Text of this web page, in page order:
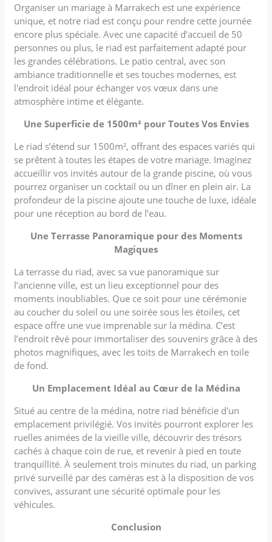
Organiser un mariage à Marrakech est une expérience
unique, et notre riad est conçu pour rendre cette journée
encore plus spéciale. Avec une capacité d’accueil de 50
personnes ou plus, le riad est parfaitement adapté pour
les grandes célébrations. Le patio central, avec son
ambiance traditionnelle et ses touches modernes, est
l'endroit idéal pour échanger vos vœux dans une
atmosphère intime et élégante.
Une Superficie de 1500m² pour Toutes Vos Envies
Le riad s’étend sur 1500m², offrant des espaces variés qui
se prêtent à toutes les étapes de votre mariage. Imaginez
accueillir vos invités autour de la grande piscine, où vous
pourrez organiser un cocktail ou un dîner en plein air. La
profondeur de la piscine ajoute une touche de luxe, idéale
pour une réception au bord de l’eau.
Une Terrasse Panoramique pour des Moments
Magiques
La terrasse du riad, avec sa vue panoramique sur
l’ancienne ville, est un lieu exceptionnel pour des
moments inoubliables. Que ce soit pour une cérémonie
au coucher du soleil ou une soirée sous les étoiles, cet
espace offre une vue imprenable sur la médina. C’est
l’endroit rêvé pour immortaliser des souvenirs grâce à des
photos magnifiques, avec les toits de Marrakech en toile
de fond.
Un Emplacement Idéal au Cœur de la Médina
Situé au centre de la médina, notre riad bénéficie d'un
emplacement privilégié. Vos invités pourront explorer les
ruelles animées de la vieille ville, découvrir des trésors
cachés à chaque coin de rue, et revenir à pied en toute
tranquillité. À seulement trois minutes du riad, un parking
privé surveillé par des caméras est à la disposition de vos
convives, assurant une sécurité optimale pour les
véhicules.
Conclusion